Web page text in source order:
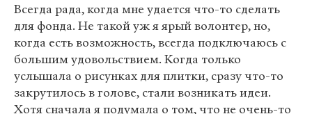
Всегда рада, когда мне удается что-то сделать
для фонда. Не такой уж я ярый волонтер, но,
когда есть возможность, всегда подключаюсь с
большим удовольствием. Когда только
услышала о рисунках для плитки, сразу что-то
закрутилось в голове, стали возникать идеи.
Хотя сначала я подумала о том, что не очень-то